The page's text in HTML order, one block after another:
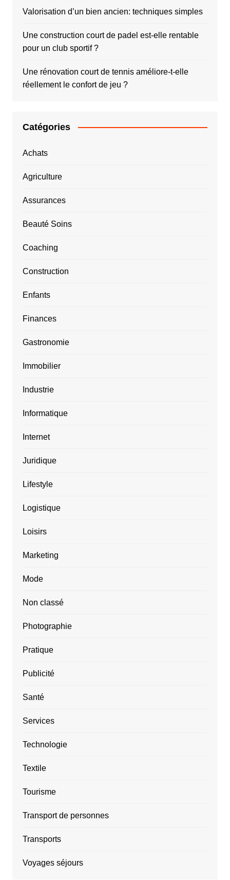
Valorisation d’un bien ancien: techniques simples
Une construction court de padel est-elle rentable
pour un club sportif ?
Une rénovation court de tennis améliore-t-elle
réellement le confort de jeu ?
Catégories
Achats
Agriculture
Assurances
Beauté Soins
Coaching
Construction
Enfants
Finances
Gastronomie
Immobilier
Industrie
Informatique
Internet
Juridique
Lifestyle
Logistique
Loisirs
Marketing
Mode
Non classé
Photographie
Pratique
Publicité
Santé
Services
Technologie
Textile
Tourisme
Transport de personnes
Transports
Voyages séjours